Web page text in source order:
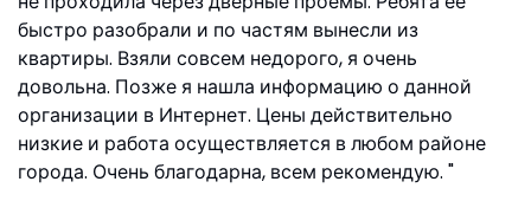
быстро разобрали и по частям вынесли из
квартиры. Взяли совсем недорого, я очень
довольна. Позже я нашла информацию о данной
организации в Интернет. Цены действительно
низкие и работа осуществляется в любом районе
города. Очень благодарна, всем рекомендую.